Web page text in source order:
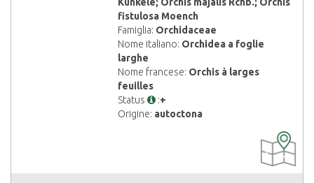
fistulosa Moench
Famiglia: Orchidaceae
Nome italiano: Orchidea a foglie
larghe
Nome francese: Orchis à larges
feuilles
Status
:+
Origine: autoctona
DISPONIBILE